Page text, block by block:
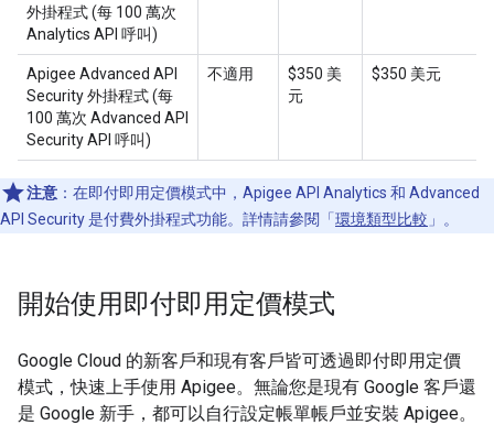
外掛程式 (每 100 萬次
Analytics API 呼叫)
Apigee Advanced API
Security 外掛程式 (每
100 萬次 Advanced API
Security API 呼叫)
不適用
$350 美
元
$350 美元
注意 ：在即付即用定價模式中，Apigee API Analytics 和 Advanced
API Security 是付費外掛程式功能。詳情請參閱「 環境類型比較 」。
開始使用即付即用定價模式
Google Cloud 的新客戶和現有客戶皆可透過即付即用定價
模式，快速上手使用 Apigee。無論您是現有 Google 客戶還
是 Google 新手，都可以自行設定帳單帳戶並安裝 Apigee。